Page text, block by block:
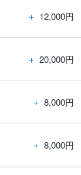
＋ 12,000円
＋ 20,000円
＋ 8,000円
＋ 8,000円